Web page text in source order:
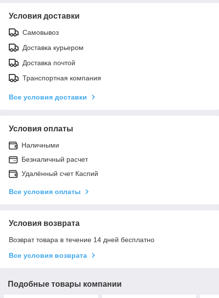
Условия доставки
Самовывоз
Доставка курьером
Доставка почтой
Транспортная компания
Все условия доставки
Условия оплаты
Наличными
Безналичный расчет
Удалённый счет Каспий
Все условия оплаты
Условия возврата
Возврат товара в течение 14 дней бесплатно
Все условия возврата
Подобные товары компании